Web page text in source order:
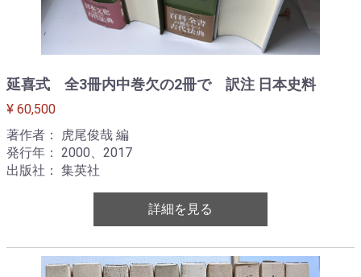
延喜式 全3冊内中巻欠の2冊で 訳注 日本史料
¥ 60,500
著作者： 虎尾俊哉 編
発行年： 2000、2017
出版社： 集英社
詳細を見る